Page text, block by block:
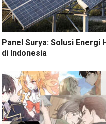
Panel Surya: Solusi Energi
di Indonesia